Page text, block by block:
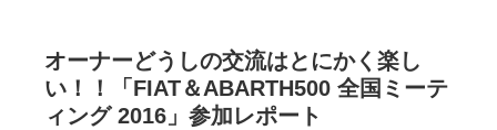
オーナーどうしの交流はとにかく楽し
い！！「FIAT＆ABARTH500 全国ミーテ
ィング 2016」参加レポート